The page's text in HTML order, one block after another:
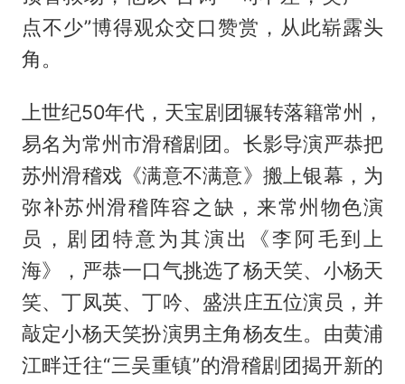
点不少”博得观众交口赞赏，从此崭露头
角。
上世纪50年代，天宝剧团辗转落籍常州，
易名为常州市滑稽剧团。长影导演严恭把
苏州滑稽戏《满意不满意》搬上银幕，为
弥补苏州滑稽阵容之缺，来常州物色演
员，剧团特意为其演出《李阿毛到上
海》，严恭一口气挑选了杨天笑、小杨天
笑、丁凤英、丁吟、盛洪庄五位演员，并
敲定小杨天笑扮演男主角杨友生。由黄浦
江畔迁往“三吴重镇”的滑稽剧团揭开新的